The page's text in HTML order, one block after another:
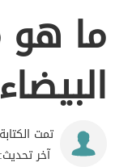
ما هو
البيضاء
تمت
آخر تحديث: